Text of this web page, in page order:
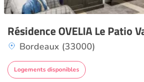
Résidence OVELIA Le Patio
Bordeaux (33000)
Logements disponibles